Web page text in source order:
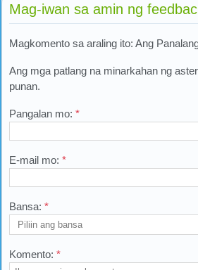
Mag-iwan sa amin ng
Magkomento sa araling ito: Ang
Ang mga patlang na minarkahan ng
punan.
Pangalan mo: *
E-mail mo: *
Bansa: *
Komento: *